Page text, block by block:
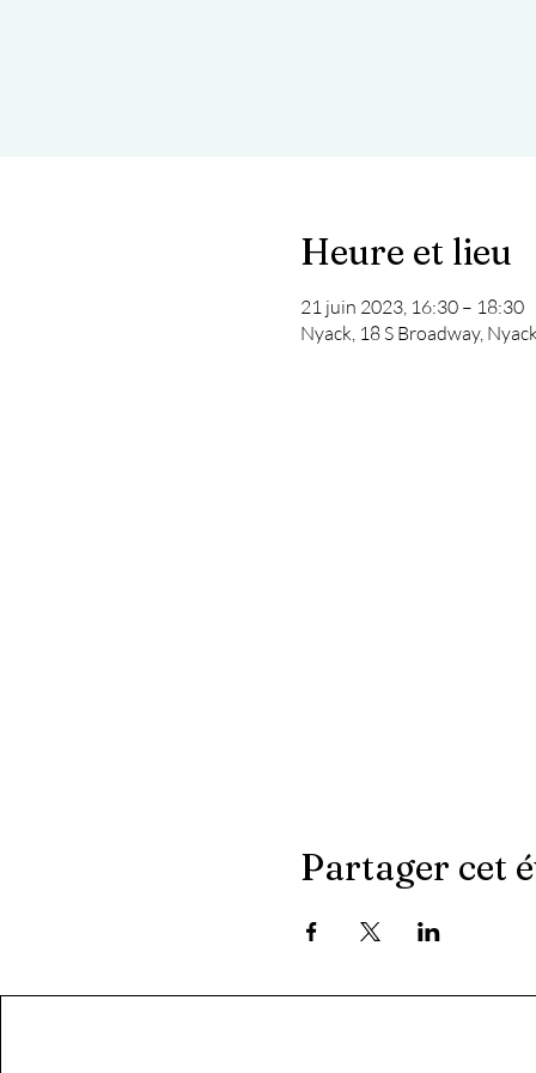
Heure et lieu
21 juin 2023, 16:30 – 18:30
Nyack, 18 S Broadway,
Partager cet